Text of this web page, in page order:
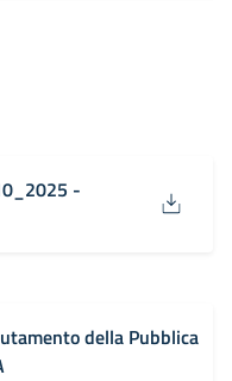
-
della Pubblica